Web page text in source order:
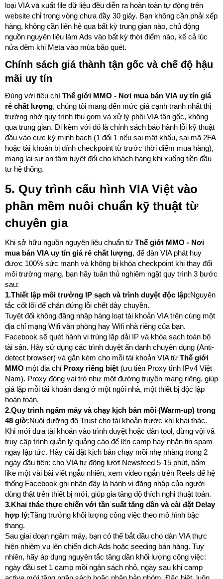
loại VIA và xuất file dữ liệu đều diễn ra hoàn toàn tự động trên
website chỉ trong vòng chưa đầy 30 giây. Bạn không cần phải xếp
hàng, không cần liên hệ qua bất kỳ trung gian nào, chủ động
nguồn nguyên liệu làm Ads vào bất kỳ thời điểm nào, kể cả lúc
nửa đêm khi Meta vào mùa bão quét.
Chính sách giá thành tận gốc và chế độ hậu
mãi uy tín
Đúng với tiêu chí Thế giới MMO - Nơi mua bán VIA uy tín giá
rẻ chất lượng, chúng tôi mang đến mức giá cạnh tranh nhất thị
trường nhờ quy trình thu gom và xử lý phôi VIA tận gốc, không
qua trung gian. Đi kèm với đó là chính sách bảo hành lỗi kỹ thuật
đầu vào cực kỳ minh bạch (1 đổi 1 nếu sai mật khẩu, sai mã 2FA
hoặc tài khoản bị dính checkpoint từ trước thời điểm mua hàng),
mang lại sự an tâm tuyệt đối cho khách hàng khi xuống tiền đầu
tư hệ thống.
5. Quy trình cấu hình VIA Việt vào
phần mềm nuôi chuẩn kỹ thuật từ
chuyên gia
Khi sở hữu nguồn nguyên liệu chuẩn từ Thế giới MMO - Nơi
mua bán VIA uy tín giá rẻ chất lượng, để dàn VIA phát huy
được 100% sức mạnh và không bị khóa checkpoint khi thay đổi
môi trường mạng, bạn hãy tuân thủ nghiêm ngặt quy trình 3 bước
sau:
1.Thiết lập môi trường IP sạch và trình duyệt độc lập:Nguyên
tắc cốt lõi để chặn đứng lỗi chết dây chuyền.
Tuyệt đối không đăng nhập hàng loạt tài khoản VIA trên cùng một
địa chỉ mạng Wifi văn phòng hay Wifi nhà riêng của bạn.
Facebook sẽ quét hành vi trùng lặp dải IP và khóa sạch toàn bộ
tài sản. Hãy sử dụng các trình duyệt ẩn danh chuyên dụng (Anti-
detect browser) và gắn kèm cho mỗi tài khoản VIA từ Thế giới
MMO một địa chỉ Proxy riêng biệt (ưu tiên Proxy tĩnh IPv4 Việt
Nam). Proxy đóng vai trò như một đường truyền mạng riêng, giúp
giả lập mỗi tài khoản đang ở một ngôi nhà, một thiết bị độc lập
hoàn toàn.
2.Quy trình ngâm máy và chạy kịch bản mồi (Warm-up) trong
48 giờ:Nuôi dưỡng độ Trust cho tài khoản trước khi khai thác.
Khi mới đưa tài khoản vào trình duyệt hoặc dàn tool, đừng vội vã
truy cập trình quản lý quảng cáo để lên camp hay nhắn tin spam
ngay lập tức. Hãy cài đặt kịch bản chạy mồi nhẹ nhàng trong 2
ngày đầu tiên: cho VIA tự động lướt Newsfeed 5-15 phút, bấm
like một vài bài viết ngẫu nhiên, xem video ngắn trên Reels để hệ
thống Facebook ghi nhận đây là hành vi đăng nhập của người
dùng thật trên thiết bị mới, giúp gia tăng độ thích nghi thuật toán.
3.Khai thác thực chiến với tần suất tăng dần và cài đặt Delay
hợp lý:Tăng trưởng khối lượng công việc theo mô hình bậc
thang.
Sau giai đoạn ngâm máy, bạn có thể bắt đầu cho dàn VIA thực
hiện nhiệm vụ lên chiến dịch Ads hoặc seeding bán hàng. Tuy
nhiên, hãy áp dụng nguyên tắc tăng dần khối lượng công việc:
ngày đầu set 1 camp mồi ngân sách nhỏ, ngày sau khi camp